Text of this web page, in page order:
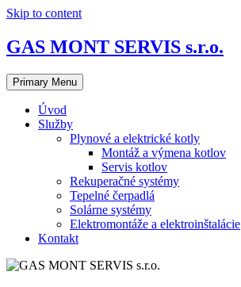
Skip to content
GAS MONT SERVIS s.r.o.
Primary Menu
Úvod
Služby
Plynové a elektrické kotly
Montáž a výmena kotlov
Servis kotlov
Rekuperačné systémy
Tepelné čerpadlá
Solárne systémy
Elektromontáže a elektroinštalácie
Kontakt